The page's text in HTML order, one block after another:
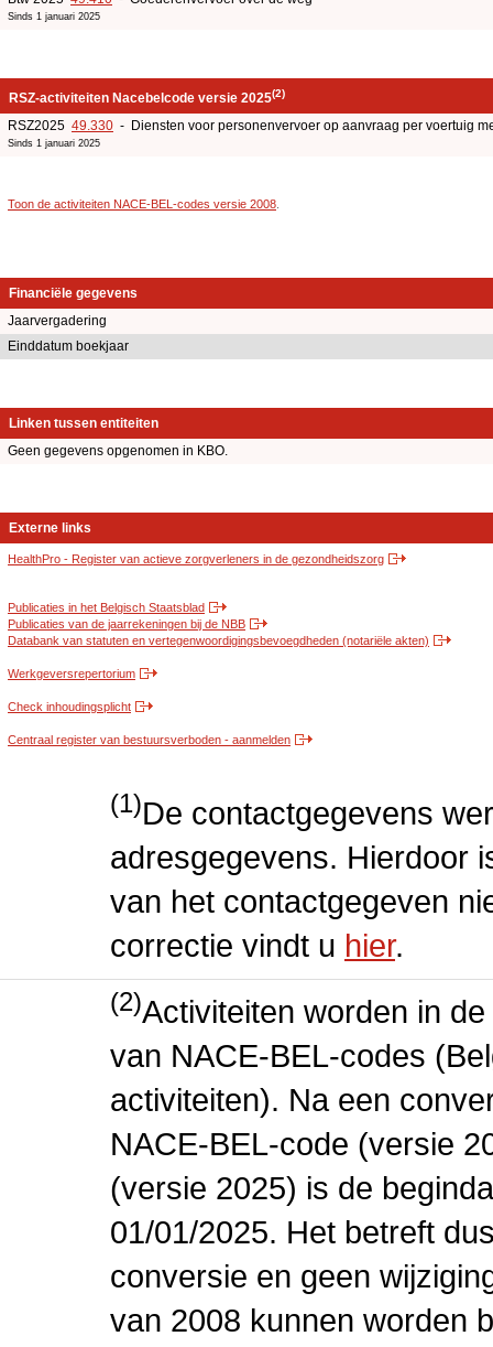
Sinds 1 januari 2025
RSZ-activiteiten Nacebelcode versie 2025(2)
RSZ2025 49.330 - Diensten voor personenvervoer op aanvraag per voertuig
Sinds 1 januari 2025
Toon de activiteiten NACE-BEL-codes versie 2008
Financiële gegevens
Jaarvergadering
Einddatum boekjaar
Linken tussen entiteiten
Geen gegevens opgenomen in KBO.
Externe links
HealthPro - Register van actieve zorgverleners in de gezondheidszorg
Publicaties in het Belgisch Staatsblad
Publicaties van de jaarrekeningen bij de NBB
Databank van statuten en vertegenwoordigingsbevoegdheden (notariële akten)
Werkgeversrepertorium
Check inhoudingsplicht
Centraal register van bestuursverboden - aanmelden
(1)De contactgegevens
adresgegevens. Hierdoor
van het contactgegeven
correctie vindt u hier.
(2)Activiteiten worden in
van NACE-BEL-codes
activiteiten). Na een
NACE-BEL-code (versie
(versie 2025) is de
01/01/2025. Het betreft
conversie en geen
van 2008 kunnen worden